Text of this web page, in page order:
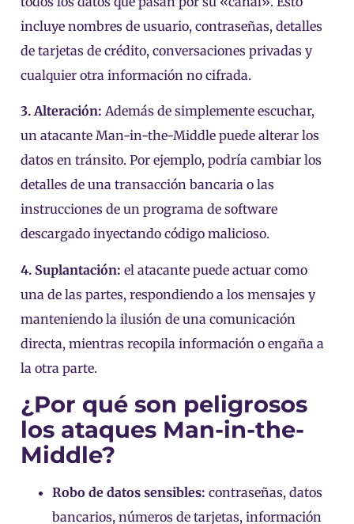
incluye nombres de usuario, contraseñas, detalles
de tarjetas de crédito, conversaciones privadas y
cualquier otra información no cifrada.
3. Alteración: Además de simplemente escuchar,
un atacante Man-in-the-Middle puede alterar los
datos en tránsito. Por ejemplo, podría cambiar los
detalles de una transacción bancaria o las
instrucciones de un programa de software
descargado inyectando código malicioso.
4. Suplantación: el atacante puede actuar como
una de las partes, respondiendo a los mensajes y
manteniendo la ilusión de una comunicación
directa, mientras recopila información o engaña a
la otra parte.
¿Por qué son peligrosos
los ataques Man-in-the-
Middle?
Robo de datos sensibles: contraseñas, datos
bancarios, números de tarjetas, información